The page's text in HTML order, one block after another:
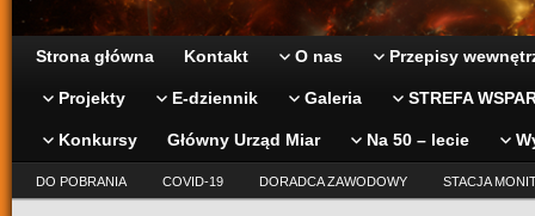
Strona główna Kontakt O nas Przepisy
Projekty E-dziennik Galeria STREFA
Konkursy Główny Urząd Miar Na 50 – lecie
DO POBRANIA COVID-19 DORADCA ZAWODOWY STACJA